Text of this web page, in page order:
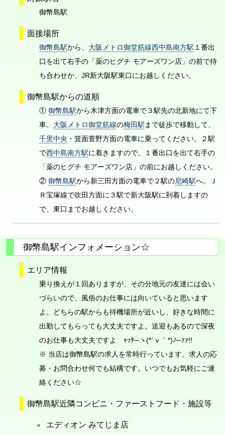
御幣島駅
面接場所
御幣島駅から、 大阪メトロ御堂筋線西中島南方駅 １番出
口を出て右手の「薬のヒグチ モアーズワン店」の前で待
ち合わせか、JR新大阪駅東口にお越しください。
御幣島駅からの道順
① 御幣島駅から木津方面の電車で３駅先の北新地にて下
車。 大阪メトロ御堂筋線の梅田駅 まで徒歩で移動して、
千里中央 ・箕面萱野方面の電車に乗ってください。２駅
で西中島南方駅に着きますので、１番出口を出て右手の
「薬のヒグチ モアーズワン店」の前にお越しください。
② 御幣島駅から新三田方面の電車で２駅の尼崎駅へ。Ｊ
Ｒ宝塚線で吹田方面に３駅で新大阪駅に到着しますの
で、東口までお越しください。
御幣島駅インフォメーション☆
エリア情報
乗り換えが１回ありますが、その分地元の友達には会い
づらいので、風俗のお仕事には向いていると思います
よ。どちらの駅からも待機場所が近いし、好きな時間に
出勤してもらっても大丈夫ですよ。送迎もあるので深夜
のお仕事も大丈夫ですよ ｬｯﾀ─ヽ(*´ｖ｀*)ﾉ─ｧｧ!!
※ 当店は御幣島駅の求人を常時行っています。求人の応
募・お問合わせ何でも結構です。いつでもお気軽にご連
絡ください☆
御幣島駅近隣コンビニ・ファーストフード・施設等
エディオン みてじま店